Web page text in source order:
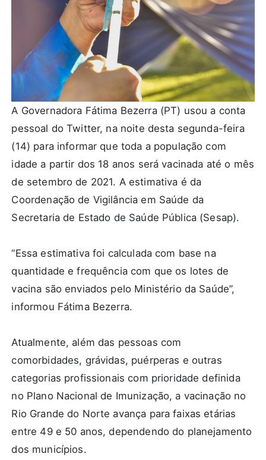
A Governadora Fátima Bezerra (PT) usou a conta
pessoal do Twitter, na noite desta segunda-feira
(14) para informar que toda a população com
idade a partir dos 18 anos será vacinada até o mês
de setembro de 2021. A estimativa é da
Coordenação de Vigilância em Saúde da
Secretaria de Estado de Saúde Pública (Sesap).
“Essa estimativa foi calculada com base na
quantidade e frequência com que os lotes de
vacina são enviados pelo Ministério da Saúde”,
informou Fátima Bezerra.
Atualmente, além das pessoas com
comorbidades, grávidas, puérperas e outras
categorias profissionais com prioridade definida
no Plano Nacional de Imunização, a vacinação no
Rio Grande do Norte avança para faixas etárias
entre 49 e 50 anos, dependendo do planejamento
dos municípios.